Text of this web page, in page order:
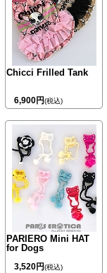
Chicci Frilled Tank
6,900円(税込)
PARIERO Mini HAT
for Dogs
3,520円(税込)